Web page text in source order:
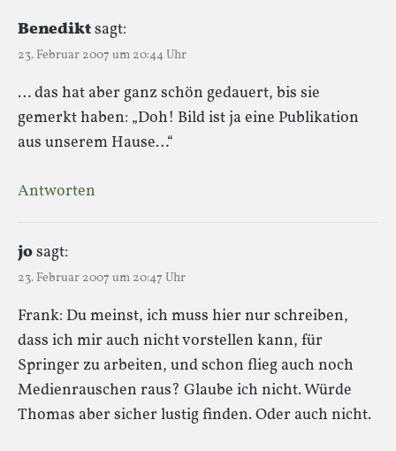
Benediktsagt:
23. Februar 2007 um 20:44 Uhr
… das hat aber ganz schön gedauert, bis sie
gemerkt haben: „Doh! Bild ist ja eine Publikation
aus unserem Hause…“
Antworten
josagt:
23. Februar 2007 um 20:47 Uhr
Frank: Du meinst, ich muss hier nur schreiben,
dass ich mir auch nicht vorstellen kann, für
Springer zu arbeiten, und schon flieg auch noch
Medienrauschen raus? Glaube ich nicht. Würde
Thomas aber sicher lustig finden. Oder auch nicht.